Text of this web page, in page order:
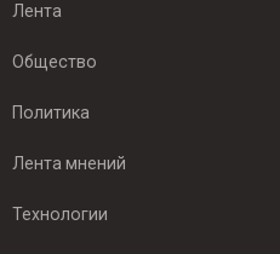
Лента
Общество
Политика
Лента мнений
Технологии